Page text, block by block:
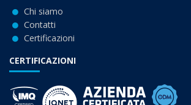
Chi siamo
Contatti
Certificazioni
CERTIFICAZIONI